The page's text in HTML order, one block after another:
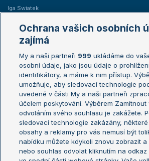
Iga Swiatek
Žebříčky
Žebříček ATP (muži)
Žebříček WTA (ženy)
Sázkařský žebříček
Australian
French Open
Wimbledon
US Open
Turnaj mistrů
Turnaj mistryň
Aktualní trendy
Ochrana vašich osobních
zajímá
My a naši partneři 999 ukládáme do
osobní údaje, jako jsou údaje o
identifikátory, a máme k nim přístup.
umožňuje, aby sledovací technologie
uvedené v části My a naši partneři
účelem poskytování. Výběrem Zamítnout
odvoláním svého souhlasu je zakážete.
sledovací technologie zakázány,
obsahy a reklamy pro vás nemusí být
nabídku můžete kdykoli znovu zobrazit
nebo souhlas odvolat kliknutím na odkaz